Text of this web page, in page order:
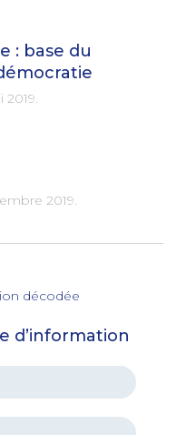
: base du
2019.
2019.
décodée
d’information